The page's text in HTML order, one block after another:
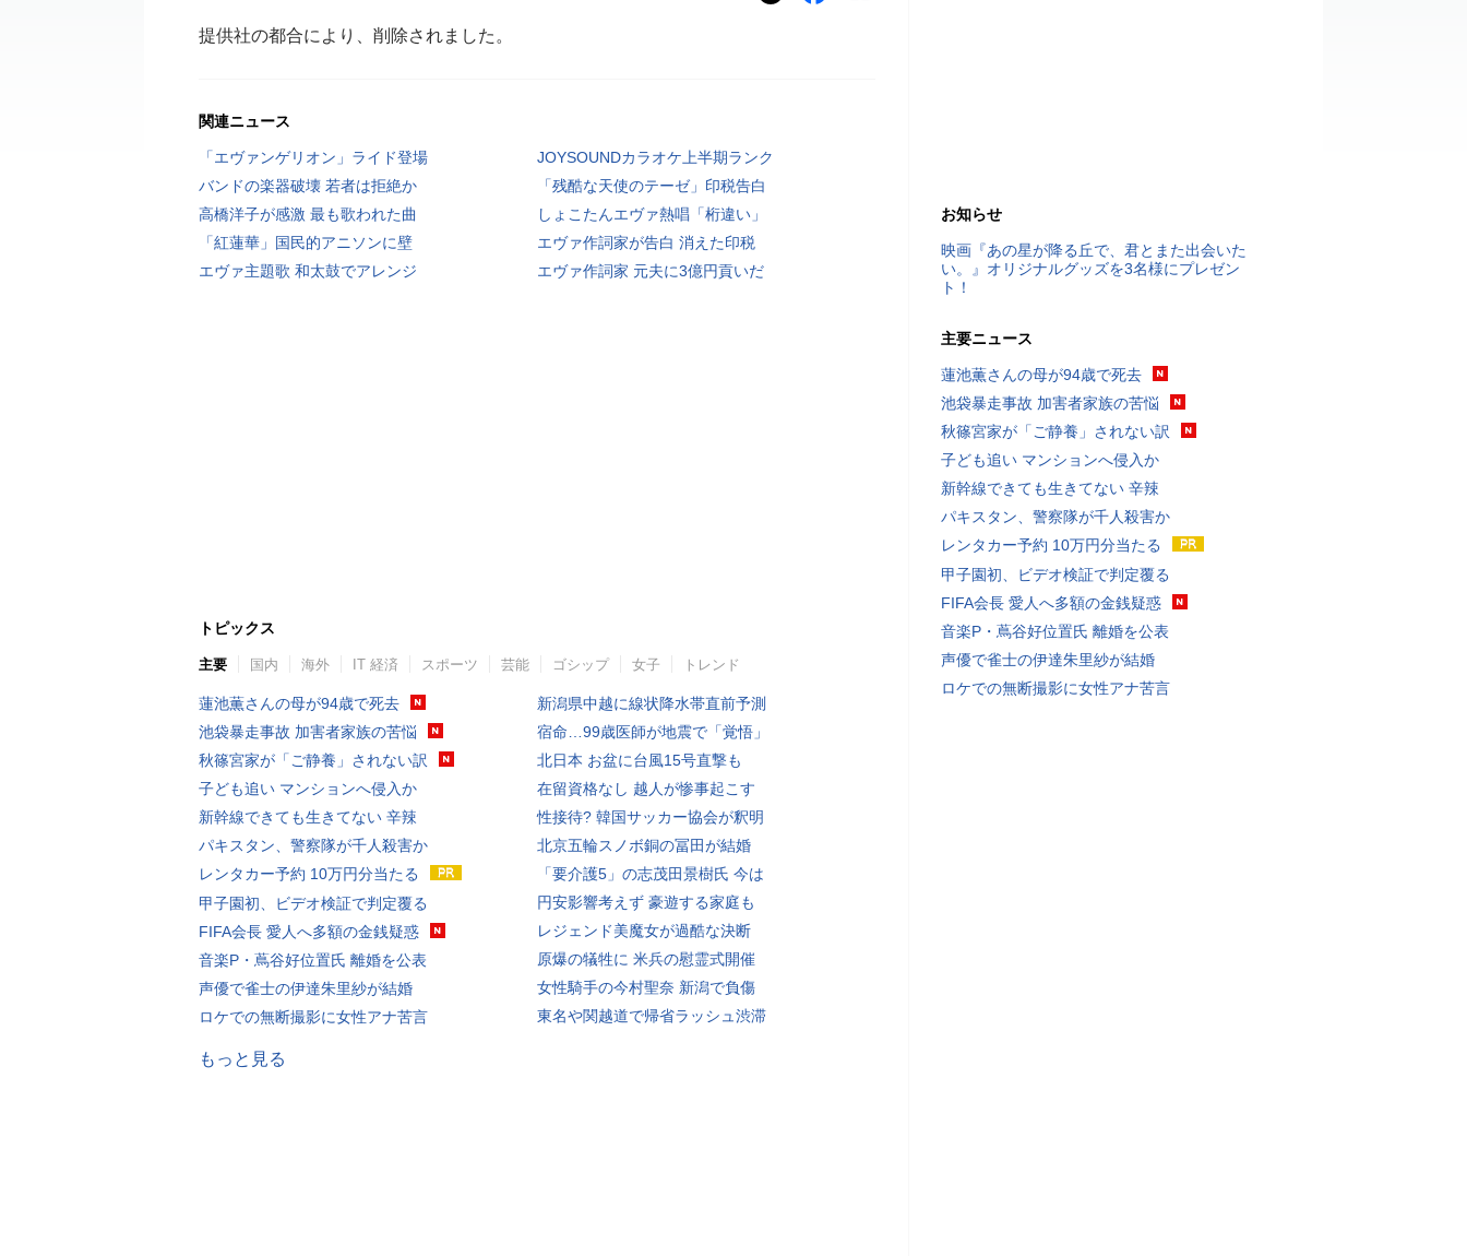
提供社の都合により、削除されました。
関連ニュース
「エヴァンゲリオン」ライド登場
JOYSOUNDカラオケ上半期ランク
バンドの楽器破壊 若者は拒絶か
「残酷な天使のテーゼ」印税告白
高橋洋子が感激 最も歌われた曲
しょこたんエヴァ熱唱「桁違い」
「紅蓮華」国民的アニソンに壁
エヴァ作詞家が告白 消えた印税
エヴァ主題歌 和太鼓でアレンジ
エヴァ作詞家 元夫に3億円貢いだ
トピックス
主要 国内 海外 IT 経済 スポーツ 芸能 ゴシップ 女子 トレンド
蓮池薫さんの母が94歳で死去
池袋暴走事故 加害者家族の苦悩
秋篠宮家が「ご静養」されない訳
子ども追い マンションへ侵入か
新幹線できても生きてない 辛辣
パキスタン、警察隊が千人殺害か
レンタカー予約 10万円分当たる
甲子園初、ビデオ検証で判定覆る
FIFA会長 愛人へ多額の金銭疑惑
音楽P・蔦谷好位置氏 離婚を公表
声優で雀士の伊達朱里紗が結婚
ロケでの無断撮影に女性アナ苦言
新潟県中越に線状降水帯直前予測
宿命…99歳医師が地震で「覚悟」
北日本 お盆に台風15号直撃も
在留資格なし 越人が惨事起こす
性接待? 韓国サッカー協会が釈明
北京五輪スノボ銅の冨田が結婚
「要介護5」の志茂田景樹氏 今は
円安影響考えず 豪遊する家庭も
レジェンド美魔女が過酷な決断
原爆の犠牲に 米兵の慰霊式開催
女性騎手の今村聖奈 新潟で負傷
東名や関越道で帰省ラッシュ渋滞
もっと見る
お知らせ
映画『あの星が降る丘で、君とまた出会いた
い。』オリジナルグッズを3名様にプレゼン
ト！
主要ニュース
蓮池薫さんの母が94歳で死去
池袋暴走事故 加害者家族の苦悩
秋篠宮家が「ご静養」されない訳
子ども追い マンションへ侵入か
新幹線できても生きてない 辛辣
パキスタン、警察隊が千人殺害か
レンタカー予約 10万円分当たる
甲子園初、ビデオ検証で判定覆る
FIFA会長 愛人へ多額の金銭疑惑
音楽P・蔦谷好位置氏 離婚を公表
声優で雀士の伊達朱里紗が結婚
ロケでの無断撮影に女性アナ苦言